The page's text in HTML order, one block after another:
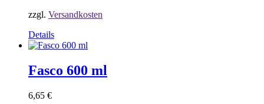
zzgl. Versandkosten
Details
Fasco 600 ml
6,65 €